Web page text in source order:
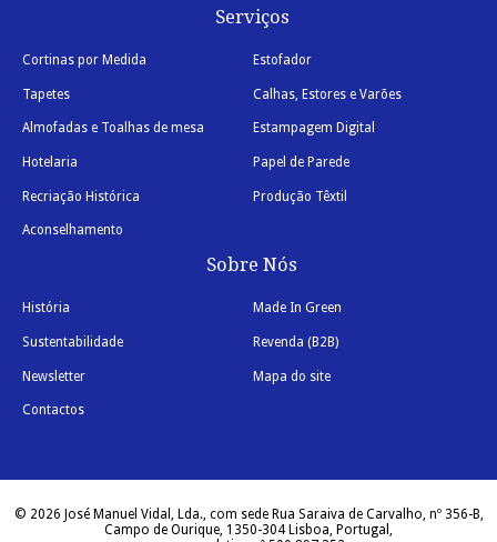
Serviços
Cortinas por Medida Estofador
Tapetes Calhas, Estores e Varões
Almofadas e Toalhas de mesa Estampagem Digital
Hotelaria Papel de Parede
Recriação Histórica Produção Têxtil
Aconselhamento
Sobre Nós
História Made In Green
Sustentabilidade Revenda (B2B)
Newsletter Mapa do site
Contactos
© 2026 José Manuel Vidal, Lda., com sede Rua Saraiva de Carvalho, nº 356-B,
Campo de Ourique, 1350-304 Lisboa, Portugal,